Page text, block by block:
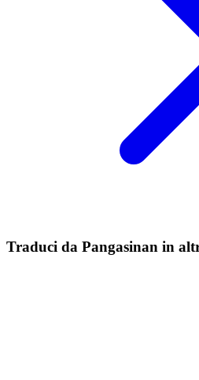
Traduci da Pangasinan in